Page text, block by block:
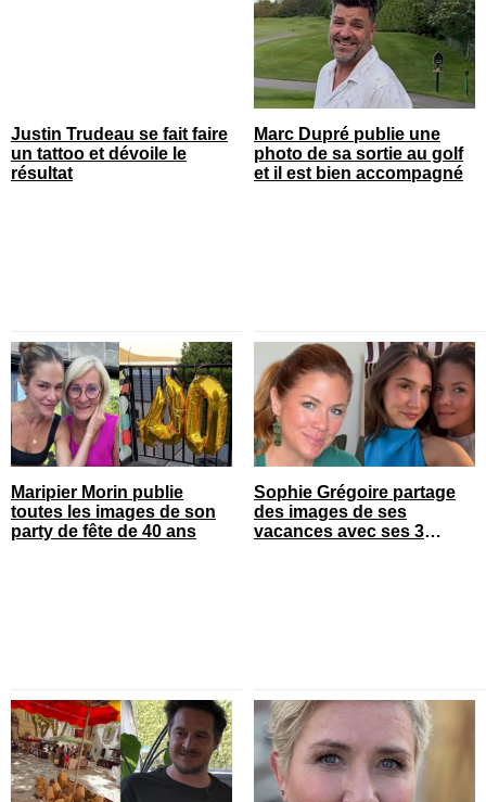
Justin Trudeau se fait faire
un tattoo et dévoile le
résultat
Marc Dupré publie une
photo de sa sortie au golf
et il est bien accompagné
Maripier Morin publie
toutes les images de son
party de fête de 40 ans
Sophie Grégoire partage
des images de ses
vacances avec ses 3